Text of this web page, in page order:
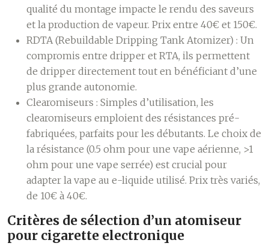
qualité du montage impacte le rendu des saveurs
et la production de vapeur. Prix entre 40€ et 150€.
RDTA (Rebuildable Dripping Tank Atomizer) : Un
compromis entre dripper et RTA, ils permettent
de dripper directement tout en bénéficiant d’une
plus grande autonomie.
Clearomiseurs : Simples d’utilisation, les
clearomiseurs emploient des résistances pré-
fabriquées, parfaits pour les débutants. Le choix de
la résistance (0.5 ohm pour une vape aérienne, >1
ohm pour une vape serrée) est crucial pour
adapter la vape au e-liquide utilisé. Prix très variés,
de 10€ à 40€.
Critères de sélection d’un atomiseur
pour cigarette electronique